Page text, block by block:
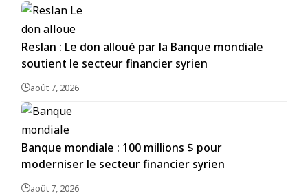
Reslan : Le don alloué par la Banque mondiale
soutient le secteur financier syrien
août 7, 2026
Banque mondiale : 100 millions $ pour
moderniser le secteur financier syrien
août 7, 2026